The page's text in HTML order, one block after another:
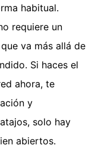
habitual.
requiere un
va más allá de
Si haces el
ahora, te
y
solo hay
abiertos.